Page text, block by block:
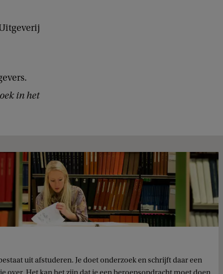
in het
uit afstuderen. Je doet onderzoek en schrijft daar een